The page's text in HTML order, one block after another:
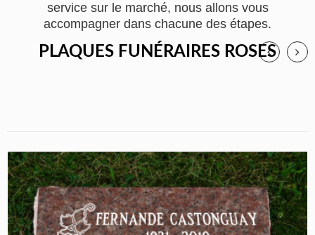
service sur le marché, nous allons vous
accompagner dans chacune des étapes.
PLAQUES FUNÉRAIRES ROSES